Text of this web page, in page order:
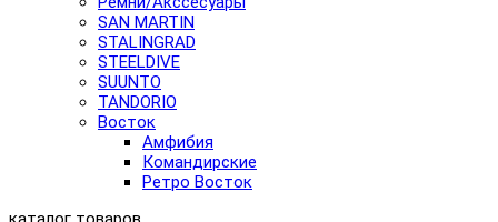
SAN MARTIN
STALINGRAD
STEELDIVE
SUUNTO
TANDORIO
Восток
Амфибия
Командирские
Ретро Восток